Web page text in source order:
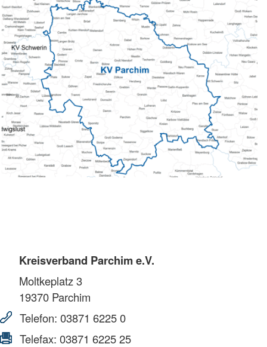
Kreisverband Parchim e.V.
Moltkeplatz 3
19370 Parchim
Telefon: 03871 6225 0
Telefax: 03871 6225 25